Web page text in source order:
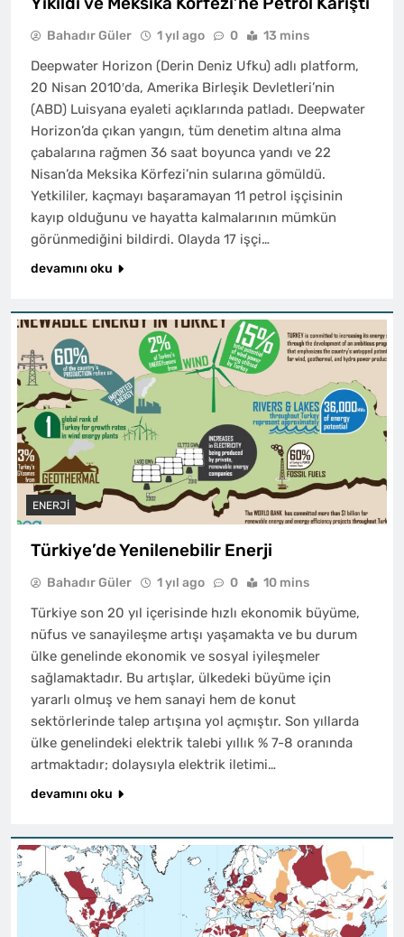
Bahadır Güler 1 yıl ago 0 13 mins
Deepwater Horizon (Derin Deniz Ufku) adlı platform,
20 Nisan 2010′da, Amerika Birleşik Devletleri’nin
(ABD) Luisyana eyaleti açıklarında patladı. Deepwater
Horizon’da çıkan yangın, tüm denetim altına alma
çabalarına rağmen 36 saat boyunca yandı ve 22
Nisan’da Meksika Körfezi’nin sularına gömüldü.
Yetkililer, kaçmayı başaramayan 11 petrol işçisinin
kayıp olduğunu ve hayatta kalmalarının mümkün
görünmediğini bildirdi. Olayda 17 işçi…
devamını oku
ENERJI
Türkiye’de Yenilenebilir Enerji
Bahadır Güler 1 yıl ago 0 10 mins
Türkiye son 20 yıl içerisinde hızlı ekonomik büyüme,
nüfus ve sanayileşme artışı yaşamakta ve bu durum
ülke genelinde ekonomik ve sosyal iyileşmeler
sağlamaktadır. Bu artışlar, ülkedeki büyüme için
yararlı olmuş ve hem sanayi hem de konut
sektörlerinde talep artışına yol açmıştır. Son yıllarda
ülke genelindeki elektrik talebi yıllık % 7-8 oranında
artmaktadır; dolaysıyla elektrik iletimi…
devamını oku